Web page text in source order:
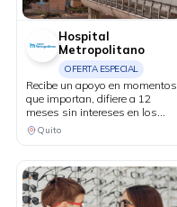
Hospital
Metropolitano
OFERTA ESPECIAL
Recibe un apoyo en momentos
que importan, difiere a 12
meses sin intereses en los
servicios del Centro de Cáncer
MetroVida.
Quito